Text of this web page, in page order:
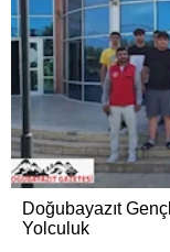
Doğubayazıt
Yolculuk